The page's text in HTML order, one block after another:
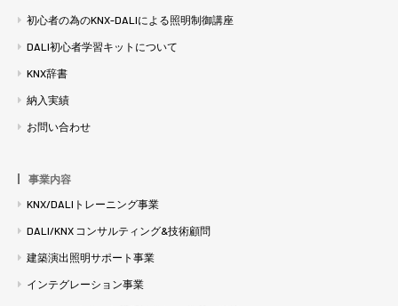
初心者の為のKNX-DALIによる照明制御講座
DALI初心者学習キットについて
KNX辞書
納入実績
お問い合わせ
事業内容
KNX/DALIトレーニング事業
DALI/KNX コンサルティング&技術顧問
建築演出照明サポート事業
インテグレーション事業